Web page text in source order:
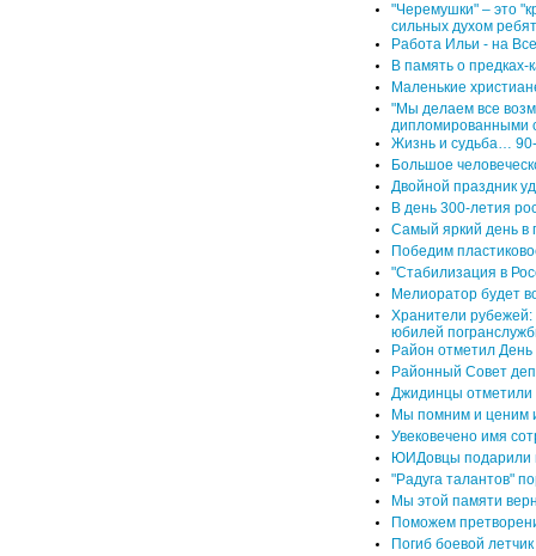
"Черемушки" – это
сильных духом ребят
Работа Ильи - на
В память о предках-
Маленькие
"Мы делаем все
дипломированными
Жизнь и судьба…
Большое
Двойной праздник
В день 300-летия
Самый яркий день в
Победим
"Стабилизация в
Мелиоратор будет
Хранители рубежей:
юбилей
Район отметил День
Районный Совет
Джидинцы отметили
Мы помним и ценим
Увековечено имя
ЮИДовцы подарили
"Радуга талантов"
Мы этой памяти
Поможем
Погиб боевой